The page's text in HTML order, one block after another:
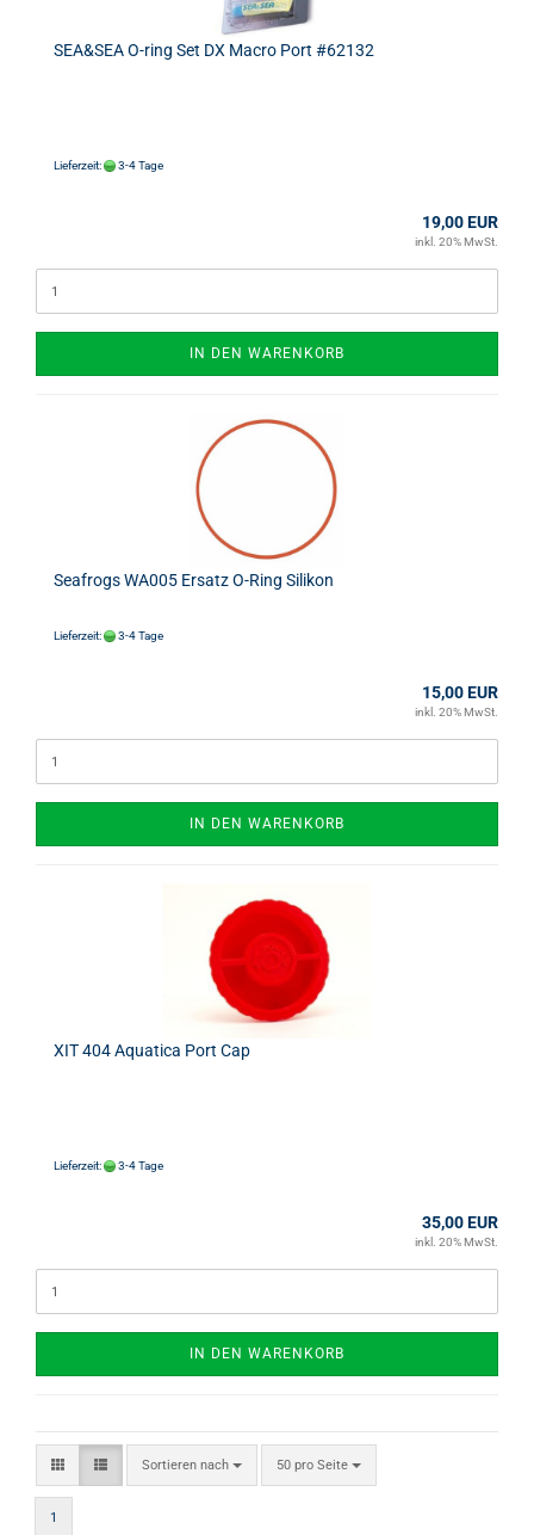
SEA&SEA O-ring Set DX Macro Port #62132
Lieferzeit: 3-4 Tage
19,00 EUR
inkl. 20% MwSt.
IN DEN WARENKORB
Seafrogs WA005 Ersatz O-Ring Silikon
Lieferzeit: 3-4 Tage
15,00 EUR
inkl. 20% MwSt.
IN DEN WARENKORB
XIT 404 Aquatica Port Cap
Lieferzeit: 3-4 Tage
35,00 EUR
inkl. 20% MwSt.
IN DEN WARENKORB
Sortieren nach 50 pro Seite
1